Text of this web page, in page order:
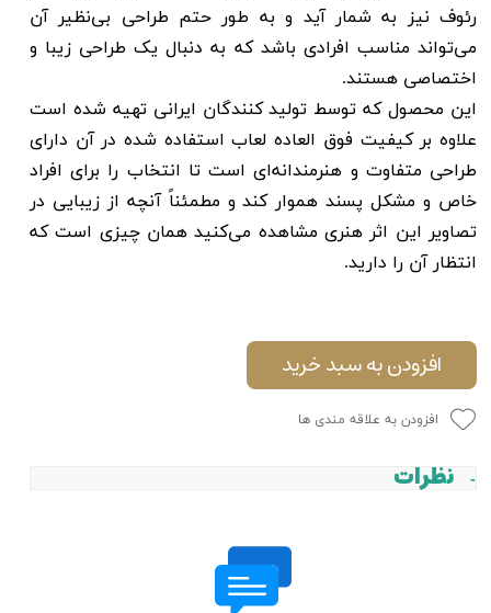
رئوف نیز به شمار آید و به طور حتم طراحی بی‌نظیر آن
می‌تواند مناسب افرادی باشد که به دنبال یک طراحی زیبا و
اختصاصی هستند.
این محصول که توسط تولید کنندگان ایرانی تهیه شده است
علاوه بر کیفیت فوق العاده لعاب استفاده شده در آن دارای
طراحی متفاوت و هنرمندانه‌ای است تا انتخاب را برای افراد
خاص و مشکل پسند هموار کند و مطمئناً آنچه از زیبایی در
تصاویر این اثر هنری مشاهده می‌کنید همان چیزی است که
انتظار آن را دارید.
افزودن به سبد خرید
افزودن به علاقه مندی ها
نظرات